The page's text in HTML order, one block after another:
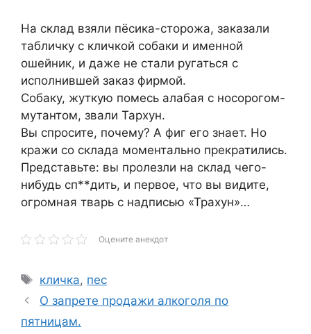
На склад взяли пёсика-сторожа, заказали
табличку с кличкой собаки и именной
ошейник, и даже не стали ругаться с
исполнившей заказ фирмой.
Собаку, жуткую помесь алабая с носорогом-
мутантом, звали Тархун.
Вы спросите, почему? А фиг его знает. Но
кражи со склада моментально прекратились.
Представьте: вы пролезли на склад чего-
нибудь сп**дить, и первое, что вы видите,
огромная тварь с надписью «Трахун»…
Оцените анекдот
Метки
кличка, пес
О запрете продажи алкоголя по
пятницам.